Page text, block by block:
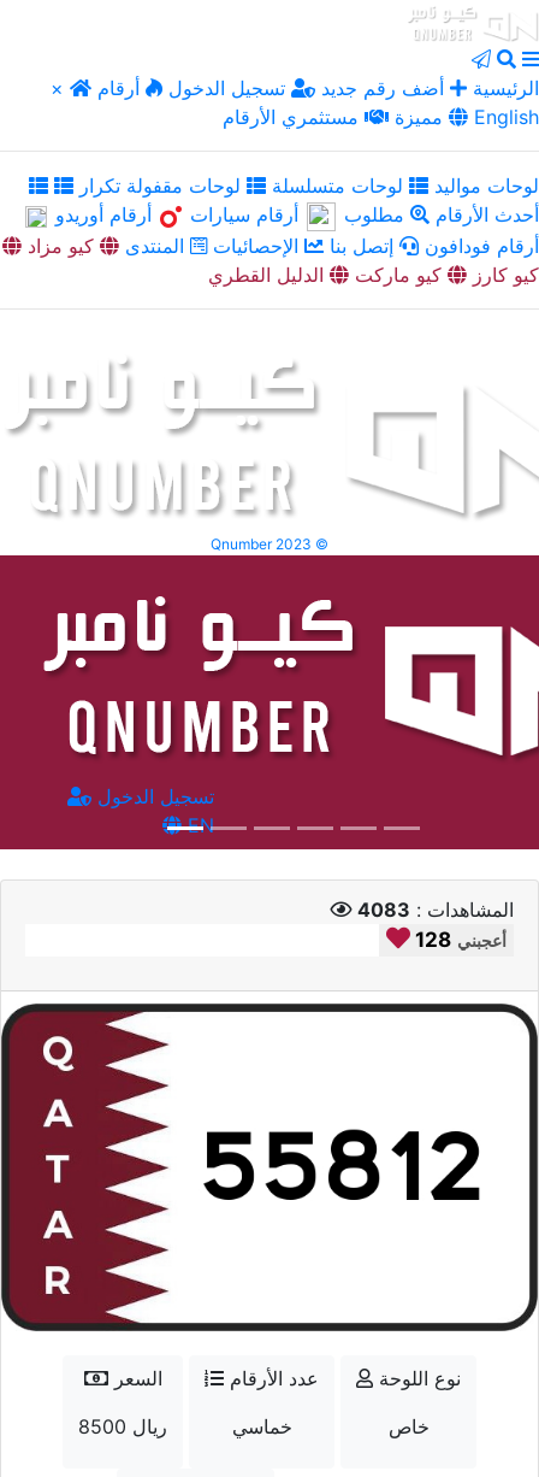
× الرئيسية أضف رقم جديد تسجيل الدخول
أرقام
مميزة
مستثمري الأرقام English
لوحات مواليد لوحات متسلسلة
لوحات مقفولة تكرار
أحدث الأرقام
مطلوب أرقام سيارات
أرقام أوريدو
أرقام فودافون
إتصل بنا الإحصائيات المنتدى
كيو مزاد
كيو كارز
كيو ماركت الدليل القطري
Qnumber 2023 ©
تسجيل الدخول
EN
المشاهدات : 4083
128 أعجبني
السعر
8500 ريال
عدد الأرقام
خماسي
نوع اللوحة
خاص